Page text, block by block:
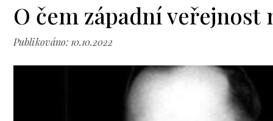
O čem západní veřejnost
Publikováno: 10.10.2022